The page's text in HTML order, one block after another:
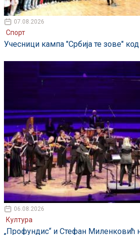
07.08.2026
Спорт
Учесници кампа "Србија те зове"
06.08.2026
Култура
„Профундис“ и Стефан Миленковић